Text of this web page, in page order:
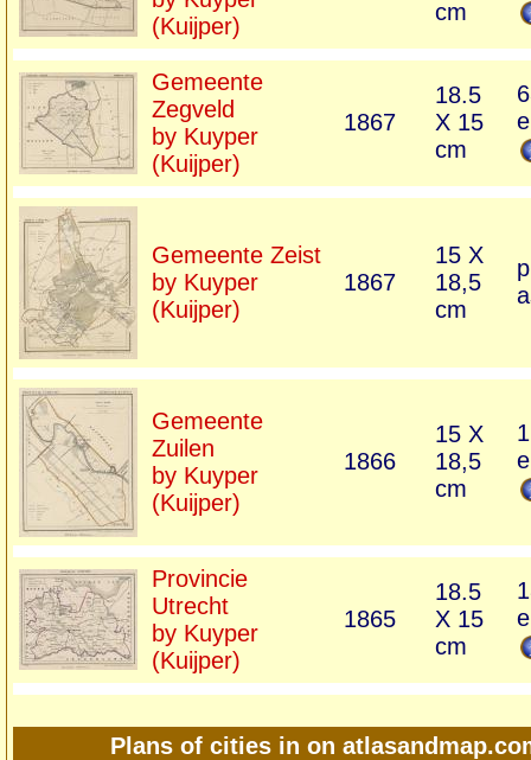
(Kuijper)
cm
Gemeente
Zegveld
by Kuyper
(Kuijper)
1867
18.5
X 15
cm
Gemeente Zeist
by Kuyper
(Kuijper)
1867
15 X
18,5
cm
Gemeente
Zuilen
by Kuyper
(Kuijper)
1866
15 X
18,5
cm
Provincie
Utrecht
by Kuyper
(Kuijper)
1865
18.5
X 15
cm
Plans of cities in on